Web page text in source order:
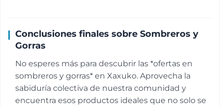
Conclusiones finales sobre Sombreros y
Gorras
No esperes más para descubrir las *ofertas en
sombreros y gorras* en Xaxuko. Aprovecha la
sabiduría colectiva de nuestra comunidad y
encuentra esos productos ideales que no solo se